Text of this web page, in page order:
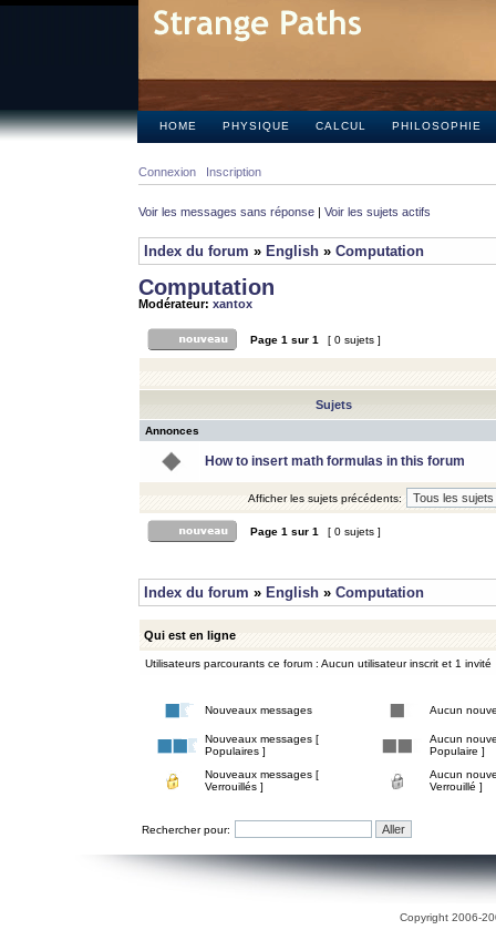
HOME PHYSIQUE CALCUL PHILOSOPHIE
Connexion Inscription
Voir les messages sans réponse | Voir les sujets actifs
Index du forum » English » Computation
Computation
Modérateur: xantox
Page 1 sur 1 [ 0 sujets ]
Sujets
Annonces
How to insert math formulas in this forum
Afficher les sujets précédents:
Page 1 sur 1 [ 0 sujets ]
Index du forum » English » Computation
Qui est en ligne
Utilisateurs parcourants ce forum : Aucun utilisateur inscrit et 1 invité
Nouveaux messages Aucun
Nouveaux messages [
Populaires ]
Aucun
Populaire ]
Nouveaux messages [
Verrouillés ]
Aucun
Verrouillé ]
Rechercher pour:
Copyright 2006-